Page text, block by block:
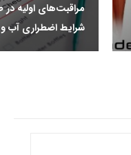
مراقبت‌های اولیه در
شرایط اضطراری آب